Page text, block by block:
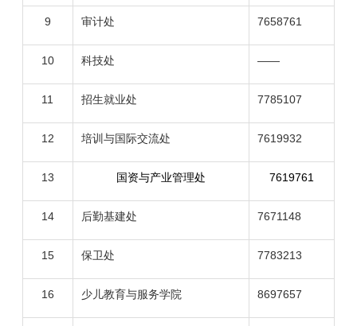
9 审计处 7658761
10 科技处 ——
11 招生就业处 7785107
12 培训与国际交流处 7619932
13 国资与产业管理处 7619761
14 后勤基建处 7671148
15 保卫处 7783213
16 少儿教育与服务学院 8697657